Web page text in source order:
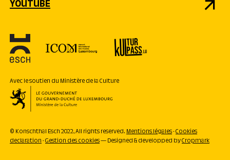
YOUTUBE
Avec le soutien du Ministère de la Culture
© Konschthal Esch 2022, All rights reserved.Mentions légales-Cookies
declaration-Gestion des cookies— Designed & developped byCropmark